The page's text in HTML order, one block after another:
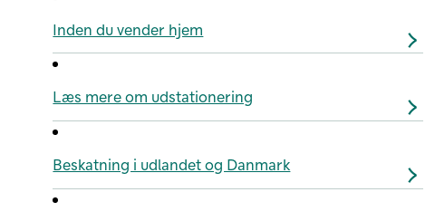
Inden du vender hjem
Læs mere om udstationering
Beskatning i udlandet og Danmark